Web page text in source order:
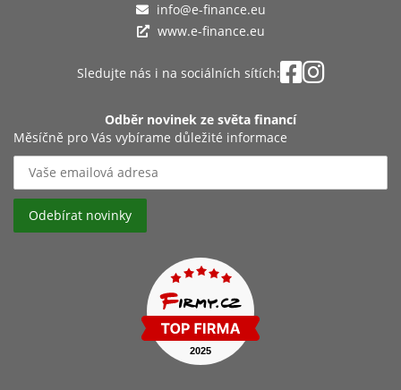
info@e-finance.eu
www.e-finance.eu
Sledujte nás i na sociálních sítích:
Odběr novinek ze světa financí
Měsíčně pro Vás vybírame důležité informace